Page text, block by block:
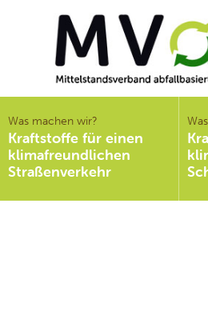
abfallbasierter
Kraftstoffe e.V.
MVaK
Was machen wir?
Kraftstoffe für einen
klimafreundlichen
Straßenverkehr